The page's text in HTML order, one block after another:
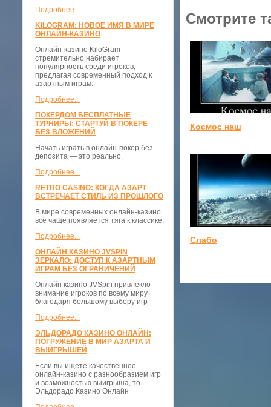
Подробнее...
KILOGRAM: НОВОЕ ИМЯ В МИРЕ
ОНЛАЙН-КАЗИНО
Онлайн-казино KiloGram
стремительно набирает
популярность среди игроков,
предлагая современный подход к
азартным играм.
Подробнее...
ПОКЕРДОМ БЕСПЛАТНЫЕ
ТУРНИРЫ: СТАРТУЙ В ПОКЕРЕ
БЕЗ ВЛОЖЕНИЙ
Начать играть в онлайн-покер без
депозита — это реально.
Подробнее...
RETRO CASINO: КОГДА АЗАРТ
ВСТРЕЧАЕТ СТИЛЬ ИЗ ПРОШЛОГО
В мире современных онлайн-казино
всё чаще появляется тяга к классике.
Подробнее...
ОНЛАЙН КАЗИНО JVSPIN
ЗЕРКАЛО: ДОСТУП К АЗАРТНЫМ
ИГРАМ БЕЗ ОГРАНИЧЕНИЙ
Онлайн казино JVSpin привлекло
внимание игроков по всему миру
благодаря большому выбору игр
Подробнее...
ЭЛЬДОРАДО КАЗИНО ОНЛАЙН:
ПОГРУЖЕНИЕ В МИР АЗАРТА И
ВЫИГРЫШЕЙ
Если вы ищете качественное
онлайн-казино с разнообразием игр
и возможностью выигрыша, то
Эльдорадо Казино Онлайн
Смотрите
Космос наш
Слабо